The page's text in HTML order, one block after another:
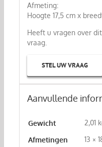
Afmeting:
Hoogte 17,5 cm x
Heeft u vragen over
vraag.
STEL UW VRAAG
Aanvullende
Gewicht
2,01
Afmetingen
13 ×